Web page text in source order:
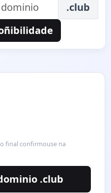
.club
final confirmouse na
.club